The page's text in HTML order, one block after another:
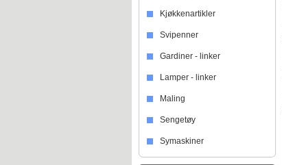
Kjøkkenartikler
Svipenner
Gardiner - linker
Lamper - linker
Maling
Sengetøy
Symaskiner